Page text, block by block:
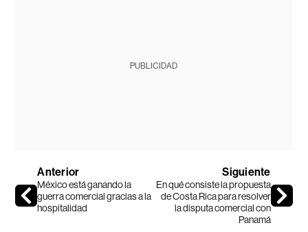
PUBLICIDAD
Anterior
México está ganando la
guerra comercial gracias a la
hospitalidad
Siguiente
En qué consiste la propuesta
de Costa Rica para resolver
la disputa comercial con
Panamá